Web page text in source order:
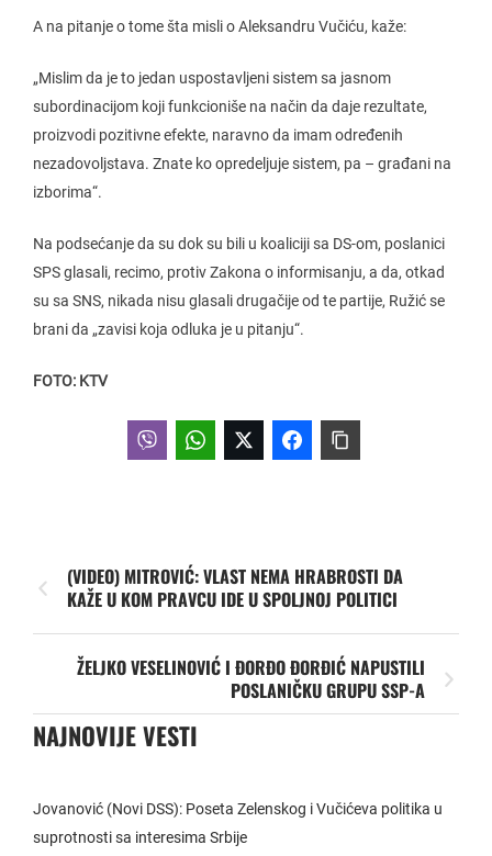
A na pitanje o tome šta misli o Aleksandru Vučiću, kaže:
„Mislim da je to jedan uspostavljeni sistem sa jasnom
subordinacijom koji funkcioniše na način da daje rezultate,
proizvodi pozitivne efekte, naravno da imam određenih
nezadovoljstava. Znate ko opredeljuje sistem, pa – građani na
izborima“.
Na podsećanje da su dok su bili u koaliciji sa DS-om, poslanici
SPS glasali, recimo, protiv Zakona o informisanju, a da, otkad
su sa SNS, nikada nisu glasali drugačije od te partije, Ružić se
brani da „zavisi koja odluka je u pitanju“.
FOTO: KTV
(VIDEO) MITROVIĆ: VLAST NEMA HRABROSTI DA
KAŽE U KOM PRAVCU IDE U SPOLJNOJ POLITICI
ŽELJKO VESELINOVIĆ I ĐORĐO ĐORĐIĆ NAPUSTILI
POSLANIČKU GRUPU SSP-A
NAJNOVIJE VESTI
Jovanović (Novi DSS): Poseta Zelenskog i Vučićeva politika u
suprotnosti sa interesima Srbije